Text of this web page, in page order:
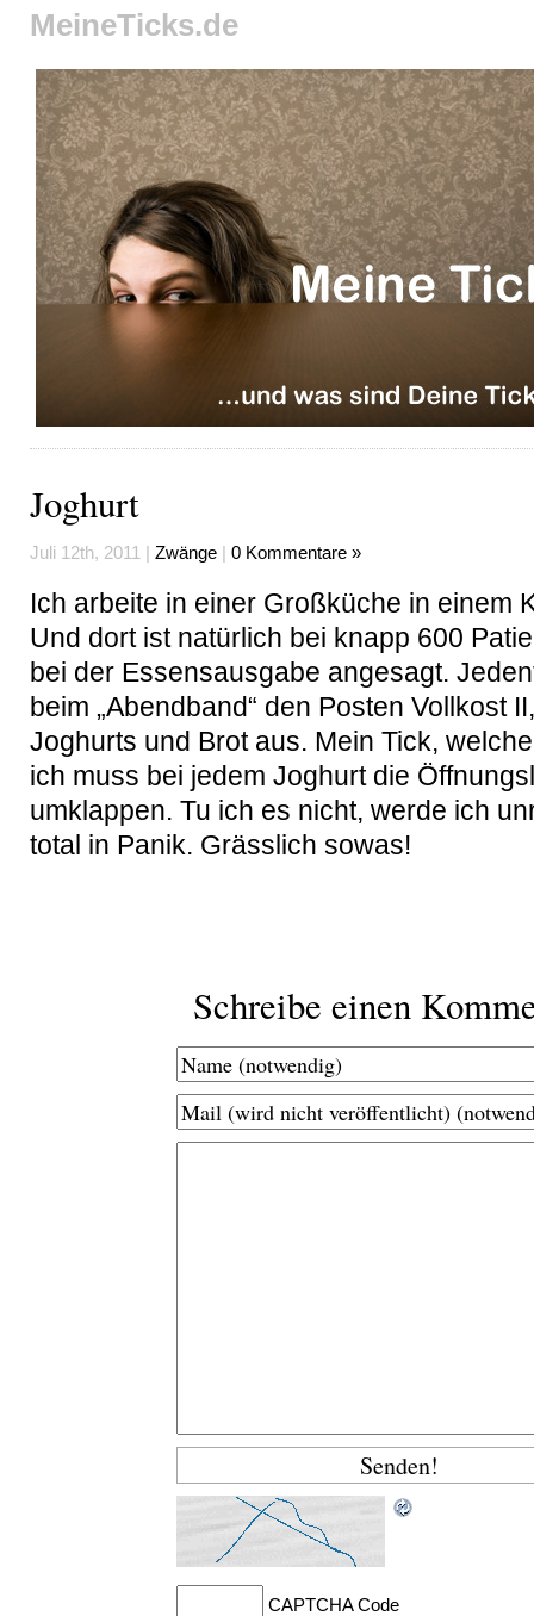
MeineTicks.de
Joghurt
Juli 12th, 2011 | Zwänge | 0 Kommentare »
Ich arbeite in einer Großküche in einem
Und dort ist natürlich bei knapp 600
bei der Essensausgabe angesagt.
beim „Abendband“ den Posten Vollkost
Joghurts und Brot aus. Mein Tick,
ich muss bei jedem Joghurt die
umklappen. Tu ich es nicht, werde ich
total in Panik. Grässlich sowas!
Schreibe einen
CAPTCHA Code